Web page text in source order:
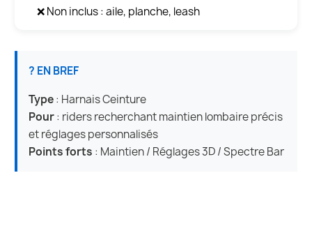
❌ Non inclus : aile, planche, leash
? EN BREF
Type: Harnais Ceinture
Pour: riders recherchant maintien lombaire précis
et réglages personnalisés
Points forts : Maintien / Réglages 3D / Spectre Bar